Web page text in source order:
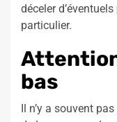
déceler d’éventuels
particulier.
bas
Il n’y a souvent